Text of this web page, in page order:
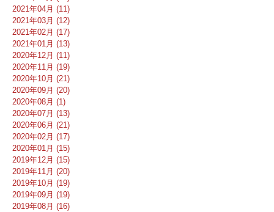
2021年04月 (11)
2021年03月 (12)
2021年02月 (17)
2021年01月 (13)
2020年12月 (11)
2020年11月 (19)
2020年10月 (21)
2020年09月 (20)
2020年08月 (1)
2020年07月 (13)
2020年06月 (21)
2020年02月 (17)
2020年01月 (15)
2019年12月 (15)
2019年11月 (20)
2019年10月 (19)
2019年09月 (19)
2019年08月 (16)